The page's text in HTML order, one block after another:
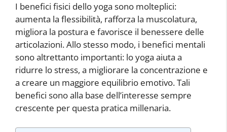
I benefici fisici dello yoga sono molteplici:
aumenta la flessibilità, rafforza la muscolatura,
migliora la postura e favorisce il benessere delle
articolazioni. Allo stesso modo, i benefici mentali
sono altrettanto importanti: lo yoga aiuta a
ridurre lo stress, a migliorare la concentrazione e
a creare un maggiore equilibrio emotivo. Tali
benefici sono alla base dell’interesse sempre
crescente per questa pratica millenaria.